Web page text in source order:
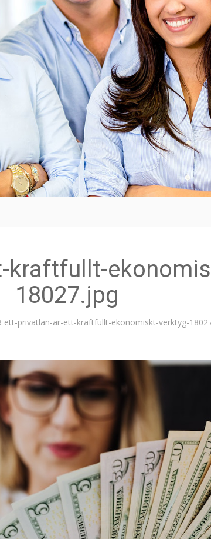
kraftfullt-
18027.jpg
ett-privatlan-ar-ett-kraftfullt-ekonomiskt-verktyg-